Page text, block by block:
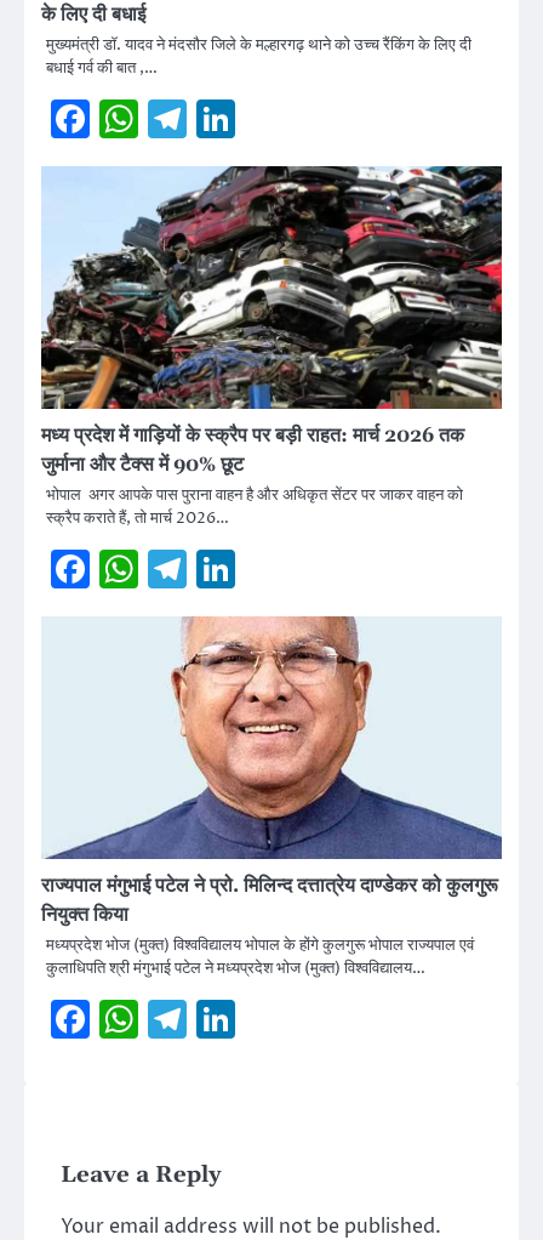
के लिए दी बधाई
मुख्यमंत्री डॉ. यादव ने मंदसौर जिले के मल्हारगढ़ थाने को उच्च रैंकिंग के लिए दी
बधाई गर्व की बात ,…
Facebook
WhatsApp
Telegram
मध्य प्रदेश में गाड़ियों के स्क्रैप पर बड़ी राहत: मार्च 2026 तक
जुर्माना और टैक्स में 90% छूट
भोपाल अगर आपके पास पुराना वाहन है और अधिकृत सेंटर पर जाकर वाहन को
स्क्रैप कराते हैं, तो मार्च 2026…
Facebook
WhatsApp
Telegram
राज्यपाल मंगुभाई पटेल ने प्रो. मिलिन्द दत्तात्रेय दाण्डेकर को कुलगुरू
नियुक्त किया
मध्यप्रदेश भोज (मुक्त) विश्वविद्यालय भोपाल के होंगे कुलगुरू भोपाल राज्यपाल एवं
कुलाधिपति श्री मंगुभाई पटेल ने मध्यप्रदेश भोज (मुक्त) विश्वविद्यालय…
Facebook
WhatsApp
Telegram
Leave a Reply
Your email address will not be published.